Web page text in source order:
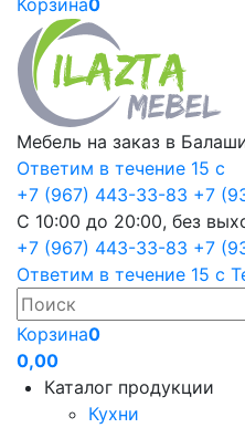
Корзина0
Мебель на заказ в
Ответим в течение 15 с
+7 (967) 443-33-83 +7
С 10:00 до 20:00, без
+7 (967) 443-33-83 +7
Ответим в течение 15 с
Корзина0
0,00
Каталог продукции
Кухни